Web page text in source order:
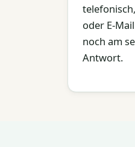
oder E-
noch am
Antwort.